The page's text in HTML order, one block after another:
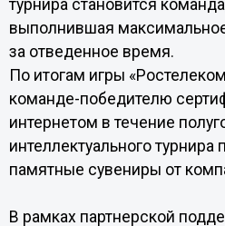
турнира становится
выполнившая
за отведенное время.
По итогам игры
команде-победителю
интернетом в течение
интеллектуального турнира
памятные сувениры от
В рамках партнерской